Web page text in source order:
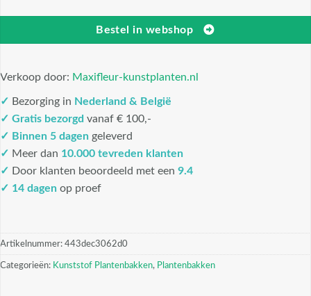
Bestel in webshop
Verkoop door: Maxifleur-kunstplanten.nl
✓ Bezorging in Nederland & België
✓ Gratis bezorgd vanaf € 100,-
✓ Binnen 5 dagen geleverd
✓ Meer dan 10.000 tevreden klanten
✓ Door klanten beoordeeld met een 9.4
✓ 14 dagen op proef
Artikelnummer: 443dec3062d0
Categorieën: Kunststof Plantenbakken, Plantenbakken